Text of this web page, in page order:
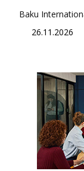
Baku
26.11.2026